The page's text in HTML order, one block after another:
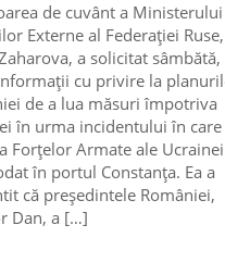
de cuvânt a Ministerului
Externe al Federației Ruse,
a solicitat sâmbătă,
cu privire la
de a lua măsuri împotriva
în urma incidentului în care
Forțelor Armate ale Ucrainei
în portul Constanța. Ea a
că președintele României,
Dan, a […]